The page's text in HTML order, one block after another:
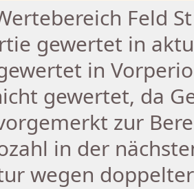
Feld
gewertet in
in
gewertet, da
zur
in der
wegen